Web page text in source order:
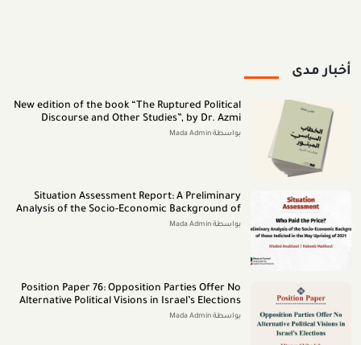
أخبار مدى
New edition of the book “The Ruptured Political
Discourse and Other Studies”, by Dr. Azmi
Bishara (June 2026)
بواسطة Mada Admin
Situation Assessment Report: A Preliminary
Analysis of the Socio-Economic Background of
those Indicted in the May Uprising of 2021 (July
بواسطة Mada Admin
Position Paper 76: Opposition Parties Offer No
Alternative Political Visions in Israel’s Elections
(July 2026)
بواسطة Mada Admin